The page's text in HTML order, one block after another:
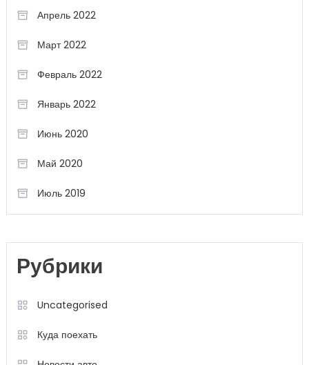
Апрель 2022
Март 2022
Февраль 2022
Январь 2022
Июнь 2020
Май 2020
Июль 2019
Рубрики
Uncategorised
Куда поехать